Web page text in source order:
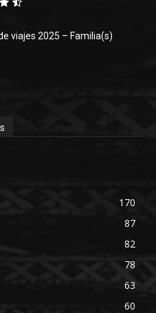
viajes 2025 – Familia(s)
170
87
82
78
63
60